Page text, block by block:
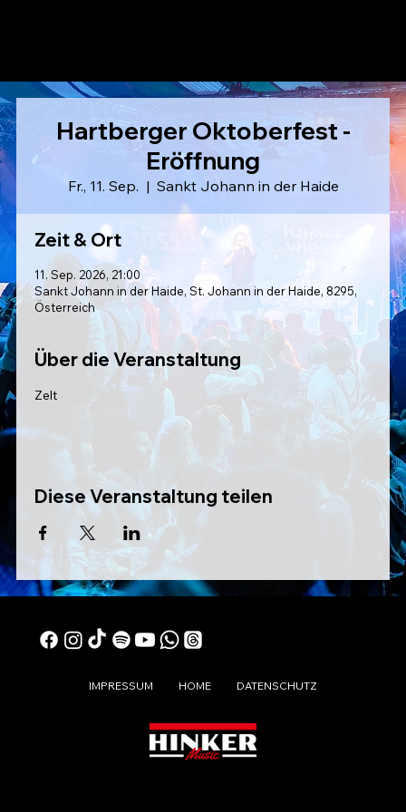
Hartberger Oktoberfest -
Eröffnung
Fr., 11. Sep.
  |
Sankt Johann in der Haide
Zeit & Ort
11. Sep. 2026, 21:00
Sankt Johann in der Haide, St. Johann in der Haide, 8295,
Österreich
Über die Veranstaltung
Zelt
Diese Veranstaltung teilen
IMPRESSUM HOME DATENSCHUTZ